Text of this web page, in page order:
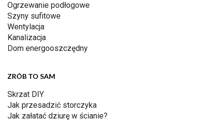
Ogrzewanie podłogowe
Szyny sufitowe
Wentylacja
Kanalizacja
Dom energooszczędny
ZRÓB TO SAM
Skrzat DIY
Jak przesadzić storczyka
Jak załatać dziurę w ścianie?